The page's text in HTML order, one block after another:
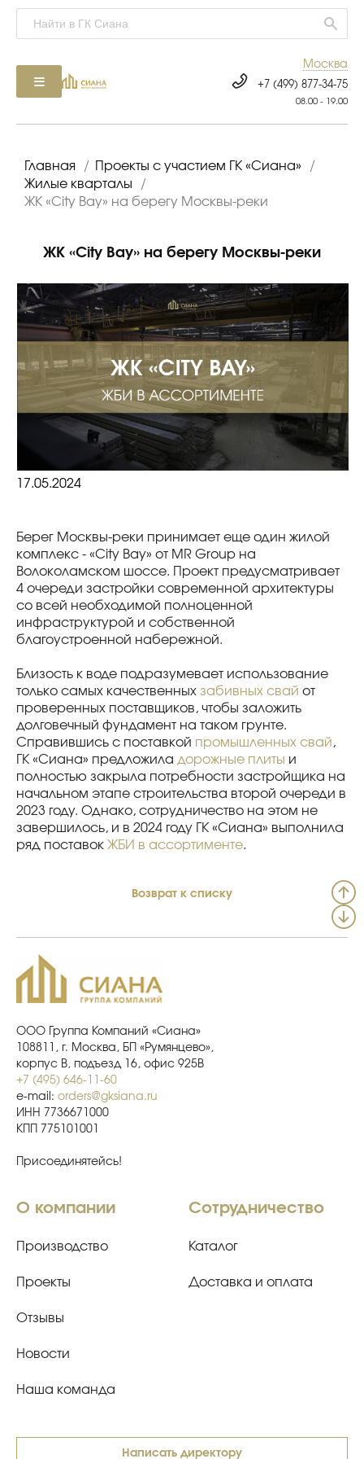
Москва
+7 (499) 877-34-75
08.00 - 19.00
Главная / Проекты с участием ГК «Сиана»
/
Жилые кварталы
/
ЖК «City Bay» на берегу Москвы-реки
ЖК «City Bay» на берегу Москвы-реки
17.05.2024
Берег Москвы-реки принимает еще один жилой
комплекс - «City Bay» от MR Group на
Волоколамском шоссе. Проект предусматривает
4 очереди застройки современной архитектуры
со всей необходимой полноценной
инфраструктурой и собственной
благоустроенной набережной.
Близость к воде подразумевает использование
только самых качественных забивных свай от
проверенных поставщиков, чтобы заложить
долговечный фундамент на таком грунте.
Справившись с поставкой промышленных свай,
ГК «Сиана» предложила дорожные плиты и
полностью закрыла потребности застройщика на
начальном этапе строительства второй очереди в
2023 году. Однако, сотрудничество на этом не
завершилось, и в 2024 году ГК «Сиана» выполнила
ряд поставок ЖБИ в ассортименте.
Возврат к списку
ООО Группа Компаний «Сиана»
108811, г. Москва, БП «Румянцево»,
корпус В, подъезд 16, офис 925В
+7 (495) 646-11-60
e-mail: orders@gksiana.ru
ИНН 7736671000
КПП 775101001
Присоединятейсь!
О компании
Производство
Проекты
Отзывы
Новости
Наша команда
Сотрудничество
Каталог
Доставка и оплата
Написать директору